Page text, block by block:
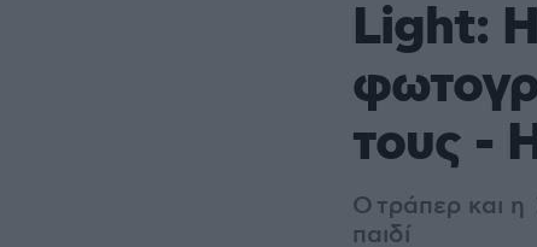
Light:
τους -
Ο τράπερ και
παιδί